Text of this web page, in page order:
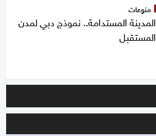
منوعات
المدينة المستدامة.. نموذج دبي لمدن
المستقبل